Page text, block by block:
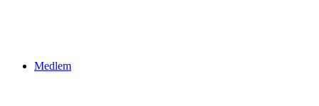
Medlem